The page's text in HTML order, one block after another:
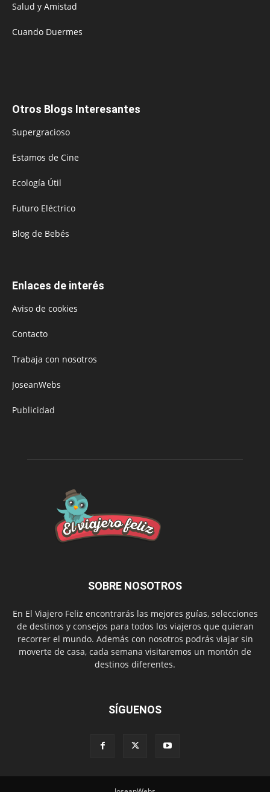
Salud y Amistad
Cuando Duermes
Otros Blogs Interesantes
Supergracioso
Estamos de Cine
Ecología Útil
Futuro Eléctrico
Blog de Bebés
Enlaces de interés
Aviso de cookies
Contacto
Trabaja con nosotros
JoseanWebs
Publicidad
SOBRE NOSOTROS
En El Viajero Feliz encontrarás las mejores guías, selecciones
de destinos y consejos para todos los viajeros que quieran
recorrer el mundo. Además con nosotros podrás viajar sin
moverte de casa, cada semana visitaremos un montón de
destinos diferentes.
SÍGUENOS